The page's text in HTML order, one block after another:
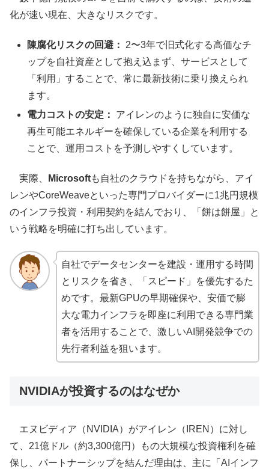
化が速い現在、大きなリスクです。
陳腐化リスクの回避： 2〜3年で旧式化する高価なチ
ップを自社資産として抱え込まず、サービスとして
「利用」することで、常に最新技術に乗り換えられ
ます。
電力コストの安定：
アイレンのように独自に安価な
再生可能エネルギーを確保している企業を利用する
ことで、運用コストを予測しやすくしています。
実際、 Microsoftも自社のクラウドを持ちながら、アイ
レンやCoreWeaveといった専門プロバイダーに1兆円規模
のインフラ投資・利用契約を結んでおり、「餅は餅屋」と
いう戦略を明確に打ち出しています。
自社でデータセンターを建設・運用する時間
とリスクを省き、「スピード」を優先するた
めです。最新GPUの早期確保や、安価で膨
大な電力インフラを即座に利用できる専門業
者を活用することで、激しいAI開発競争での
先行者利益を狙います。
NVIDIAが投資するのはなぜか
エヌビディア（NVIDIA）がアイレン（IREN）に対し
て、21億ドル（約3,300億円）もの大規模な投資権利を確
保し、パートナーシップを結んだ理由は、主に「AIインフ